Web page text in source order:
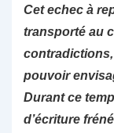
Cet echec à
transporté au
pouvoir
Durant ce
d’écriture